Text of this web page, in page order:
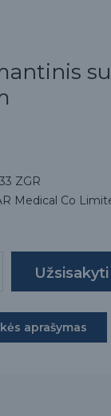
ZGR
Medical Co
aprašymas